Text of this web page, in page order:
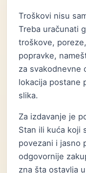
Troškovi nisu
Treba uračunati
troškove,
popravke,
za svakodnevne
lokacija postane
slika.
Za izdavanje je
Stan ili kuća koji
povezani i jasno
odgovornije
zna šta ostavlja